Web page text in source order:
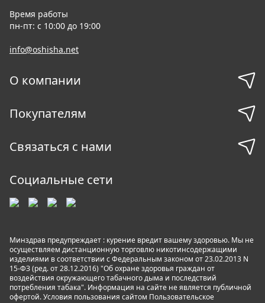
Время работы
пн-пт: с 10:00 до 19:00
info@oshisha.net
О компании
Покупателям
Связаться с нами
Социальные сети
Минздрав предупреждает : курение вредит вашему здоровью. Мы не
осуществляем дистанционную торговлю никотинсодержащими
изделиями в соответствии с Федеральным законом от 23.02.2013 N
15-ФЗ (ред. от 28.12.2016) "Об охране здоровья граждан от
воздействия окружающего табачного дыма и последствий
потребления табака". Информация на сайте не является публичной
офертой. Условия пользования сайтом Пользовательское